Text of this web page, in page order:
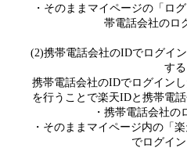
・そのままマイページの「ロ
帯電話会社のロ
(2)携帯電話会社のIDでログイ
する
携帯電話会社のIDでログイン
を行うことで楽天IDと携帯電
・携帯電話会社の
・そのままマイページ内の「
でログイ